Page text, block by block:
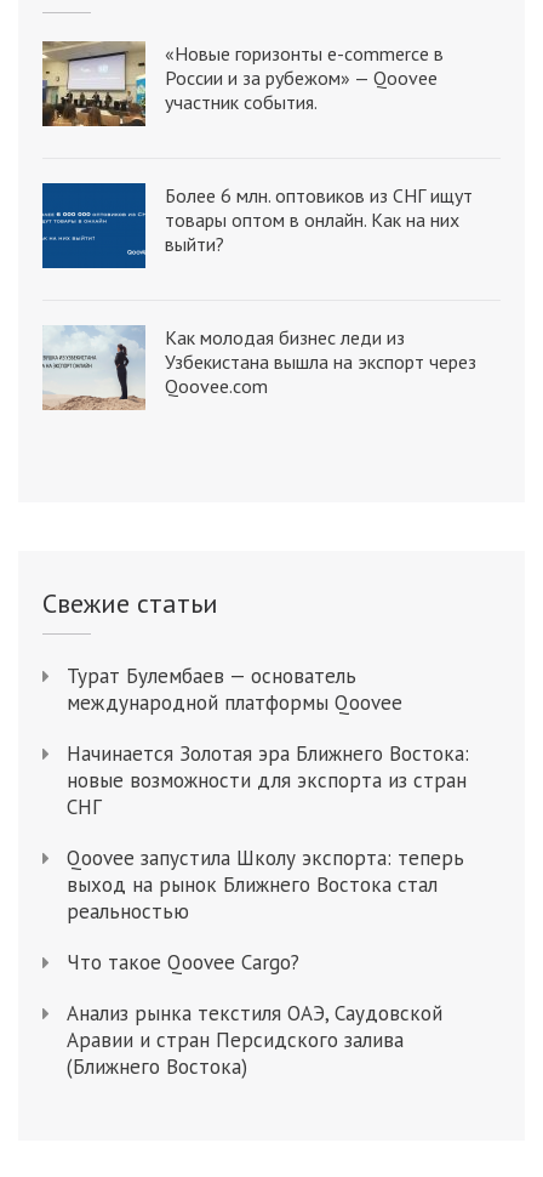
«Новые горизонты e-commerce в
России и за рубежом» — Qoovee
участник события.
Более 6 млн. оптовиков из СНГ ищут
товары оптом в онлайн. Как на них
выйти?
Как молодая бизнес леди из
Узбекистана вышла на экспорт через
Qoovee.com
Свежие статьи
Турат Булембаев — основатель
международной платформы Qoovee
Начинается Золотая эра Ближнего Востока:
новые возможности для экспорта из стран
СНГ
Qoovee запустила Школу экспорта: теперь
выход на рынок Ближнего Востока стал
реальностью
Что такое Qoovee Cargo?
Анализ рынка текстиля ОАЭ, Саудовской
Аравии и стран Персидского залива
(Ближнего Востока)